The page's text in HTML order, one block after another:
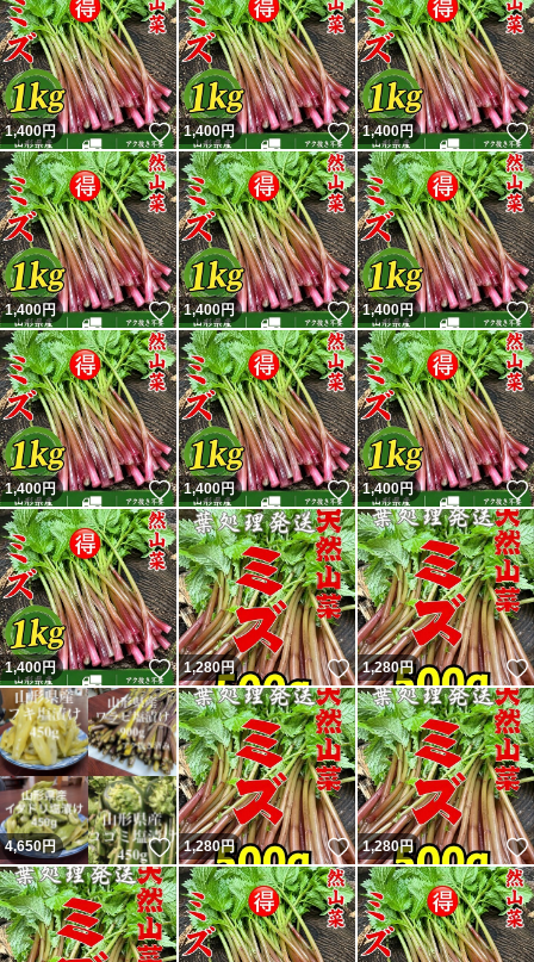
1,400円 いいね！
1,400円 いいね！
1,400円
1,400円 いいね！
1,400円 いいね！
1,400円
1,400円 いいね！
1,400円 いいね！
1,400円
1,400円 いいね！
1,280円 いいね！
1,280円
4,650円 いいね！
1,280円 いいね！
1,280円